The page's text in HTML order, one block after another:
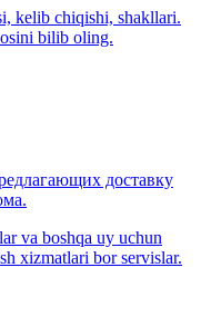
kelib chiqishi, shakllari.
bilib oling.
доставку
va boshqa uy uchun
xizmatlari bor servislar.